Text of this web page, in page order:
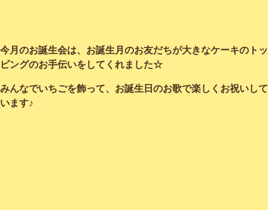
今月のお誕生会は、お誕生月のお友だちが大きなケーキのトッ
ピングのお手伝いをしてくれました☆
みんなでいちごを飾って、お誕生日のお歌で楽しくお祝いして
います♪